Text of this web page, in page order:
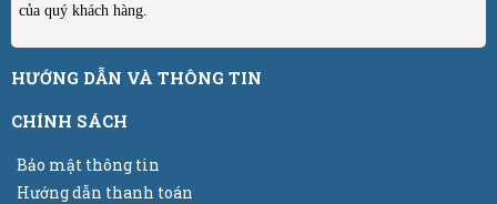
của quý khách hàng.
HƯỚNG DẪN VÀ THÔNG TIN
CHÍNH SÁCH
Bảo mật thông tin
Hướng dẫn thanh toán